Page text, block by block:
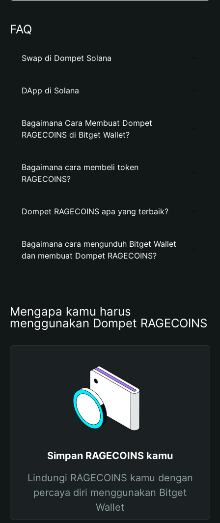
FAQ
Swap di Dompet Solana
DApp di Solana
Bagaimana Cara Membuat Dompet
RAGECOINS di Bitget Wallet?
Bagaimana cara membeli token
RAGECOINS?
Dompet RAGECOINS apa yang terbaik?
Bagaimana cara mengunduh Bitget Wallet
dan membuat Dompet RAGECOINS?
Mengapa kamu harus
menggunakan Dompet RAGECOINS
Simpan RAGECOINS kamu
Lindungi RAGECOINS kamu dengan
percaya diri menggunakan Bitget
Wallet